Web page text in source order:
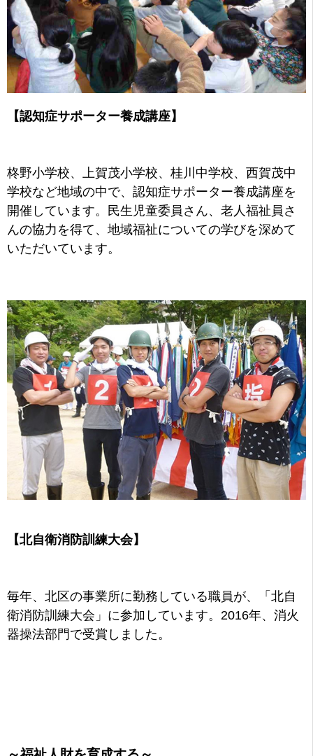
【認知症サポーター養成講座】
柊野小学校、上賀茂小学校、桂川中学校、西賀茂中
学校など地域の中で、 認知症サポーター養成講座を
開催しています。民生児童委員さん、老人福祉員さ
んの協力を得て、地域福祉についての学びを深めて
いただいています。
【北自衛消防訓練大会】
毎年、 北区の事業所に勤務している職員が、「北自
衛消防訓練大会」に参加しています。2016年、消火
器操法部門で受賞しました。